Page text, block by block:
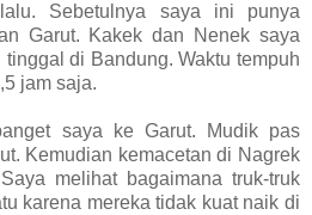
Sebetulnya saya ini punya
Garut. Kakek dan Nenek saya
di Bandung. Waktu tempuh
jam saja.
saya ke Garut. Mudik pas
Kemudian kemacetan di Nagrek
melihat bagaimana truk-truk
karena mereka tidak kuat naik di